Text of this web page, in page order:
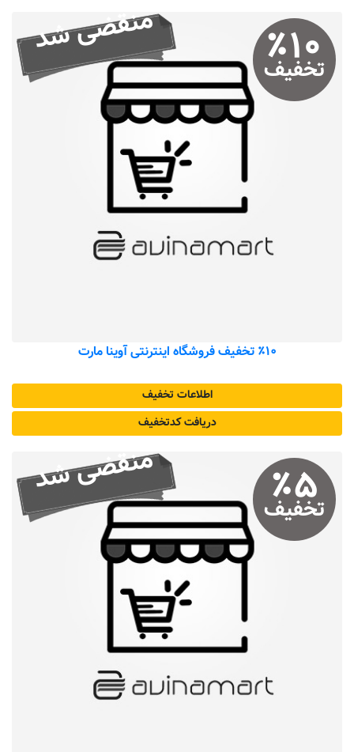
منقضی شد ۱۰٪
تخفیف
٪۱۰ تخفیف فروشگاه اینترنتی آوینا مارت
اطلاعات تخفیف
دریافت کد‌تخفیف
منقضی شد ۵٪
تخفیف